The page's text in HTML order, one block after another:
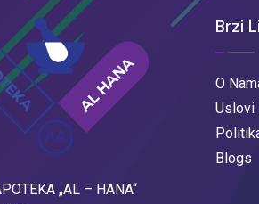
„AL – HANA“
Brzi
O
Uslovi
Blogs